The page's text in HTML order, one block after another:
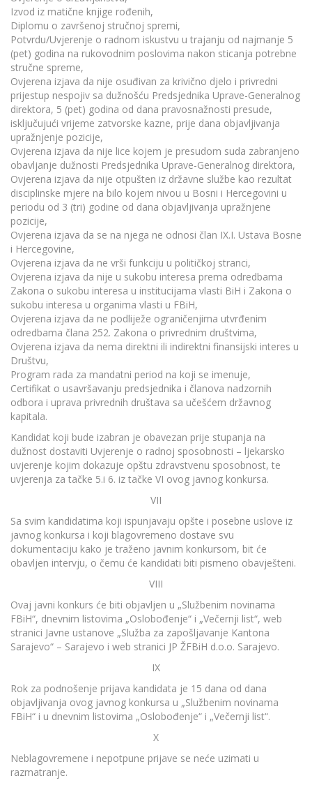
Izvod iz matične knjige rođenih,
Diplomu o završenoj stručnoj spremi,
Potvrdu/Uvjerenje o radnom iskustvu u trajanju od najmanje 5
(pet) godina na rukovodnim poslovima nakon sticanja potrebne
stručne spreme,
Ovjerena izjava da nije osuđivan za krivično djelo i privredni
prijestup nespojiv sa dužnošću Predsjednika Uprave-Generalnog
direktora, 5 (pet) godina od dana pravosnažnosti presude,
isključujući vrijeme zatvorske kazne, prije dana objavljivanja
upražnjenje pozicije,
Ovjerena izjava da nije lice kojem je presudom suda zabranjeno
obavljanje dužnosti Predsjednika Uprave-Generalnog direktora,
Ovjerena izjava da nije otpušten iz državne službe kao rezultat
disciplinske mjere na bilo kojem nivou u Bosni i Hercegovini u
periodu od 3 (tri) godine od dana objavljivanja upražnjene
pozicije,
Ovjerena izjava da se na njega ne odnosi član IX.I. Ustava Bosne
i Hercegovine,
Ovjerena izjava da ne vrši funkciju u političkoj stranci,
Ovjerena izjava da nije u sukobu interesa prema odredbama
Zakona o sukobu interesa u institucijama vlasti BiH i Zakona o
sukobu interesa u organima vlasti u FBiH,
Ovjerena izjava da ne podliježe ograničenjima utvrđenim
odredbama člana 252. Zakona o privrednim društvima,
Ovjerena izjava da nema direktni ili indirektni finansijski interes u
Društvu,
Program rada za mandatni period na koji se imenuje,
Certifikat o usavršavanju predsjednika i članova nadzornih
odbora i uprava privrednih društava sa učešćem državnog
kapitala.
Kandidat koji bude izabran je obavezan prije stupanja na
dužnost dostaviti Uvjerenje o radnoj sposobnosti – ljekarsko
uvjerenje kojim dokazuje opštu zdravstvenu sposobnost, te
uvjerenja za tačke 5.i 6. iz tačke VI ovog javnog konkursa.
VII
Sa svim kandidatima koji ispunjavaju opšte i posebne uslove iz
javnog konkursa i koji blagovremeno dostave svu
dokumentaciju kako je traženo javnim konkursom, bit će
obavljen intervju, o čemu će kandidati biti pismeno obavješteni.
VIII
Ovaj javni konkurs će biti objavljen u „Službenim novinama
FBiH“, dnevnim listovima „Oslobođenje“ i „Večernji list“, web
stranici Javne ustanove „Služba za zapošljavanje Kantona
Sarajevo“ – Sarajevo i web stranici JP ŽFBiH d.o.o. Sarajevo.
IX
Rok za podnošenje prijava kandidata je 15 dana od dana
objavljivanja ovog javnog konkursa u „Službenim novinama
FBiH“ i u dnevnim listovima „Oslobođenje“ i „Večernji list“.
X
Neblagovremene i nepotpune prijave se neće uzimati u
razmatranje.